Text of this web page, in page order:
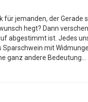
für jemanden, der
hegt? Dann
abgestimmt ist. Jedes
mit
ganz andere Bedeutung…